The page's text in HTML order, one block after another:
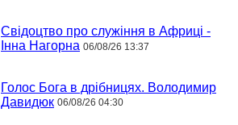
Свідоцтво про служіння в Африці -
Інна Нагорна 06/08/26 13:37
Голос Бога в дрібницях. Володимир
Давидюк 06/08/26 04:30